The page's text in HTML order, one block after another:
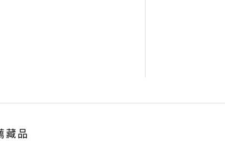
藏品